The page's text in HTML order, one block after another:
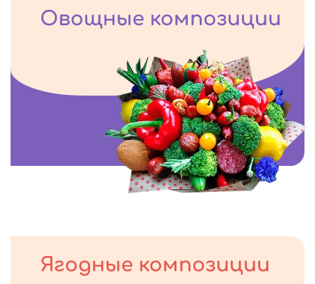
Овощные композиции
Ягодные композиции